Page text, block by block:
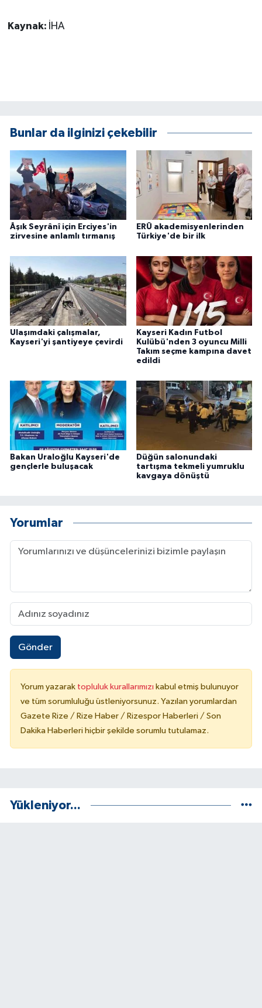
Kaynak: İHA
Bunlar da ilginizi çekebilir
Âşık Seyrânî için Erciyes'in
zirvesine anlamlı tırmanış
ERÜ akademisyenlerinden
Türkiye'de bir ilk
Ulaşımdaki çalışmalar,
Kayseri'yi şantiyeye çevirdi
Kayseri Kadın Futbol
Kulübü'nden 3 oyuncu Milli
Takım seçme kampına davet
edildi
Bakan Uraloğlu Kayseri'de
gençlerle buluşacak
Düğün salonundaki
tartışma tekmeli yumruklu
kavgaya dönüştü
Yorumlar
Gönder
Yorum yazarak topluluk kurallarımızı kabul etmiş bulunuyor
ve tüm sorumluluğu üstleniyorsunuz. Yazılan yorumlardan
Gazete Rize / Rize Haber / Rizespor Haberleri / Son
Dakika Haberleri hiçbir şekilde sorumlu tutulamaz.
Yükleniyor...
İş Dünyası
Jandarma
Kadın
KÜLTÜR SANAT
MAGAZİN
Otomobil
POLİTİKA
Sağlık
SPOR HABERLERİ
TEKNOLOJİ
Turizm
YAŞAM
YEREL